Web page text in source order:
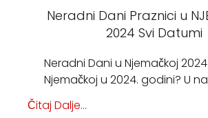
Neradni Dani Praznici u
2024 Svi Datumi
Neradni Dani u Njemačkoj
Njemačkoj u 2024. godini? U
Čitaj Dalje...